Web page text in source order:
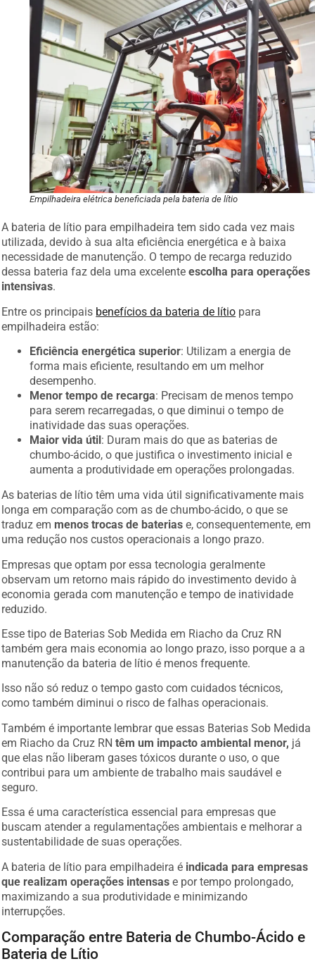
Empilhadeira elétrica beneficiada pela bateria de lítio
A bateria de lítio para empilhadeira tem sido cada vez mais
utilizada, devido à sua alta eficiência energética e à baixa
necessidade de manutenção. O tempo de recarga reduzido
dessa bateria faz dela uma excelente escolha para operações
intensivas
Entre os principais benefícios da bateria de lítio
empilhadeira estão:
Eficiência energética superior: Utilizam a energia de
forma mais eficiente, resultando em um melhor
desempenho.
Menor tempo de recarga: Precisam de menos tempo
para serem recarregadas, o que diminui o tempo de
inatividade das suas operações.
Maior vida útil: Duram mais do que as baterias de
chumbo-ácido, o que justifica o investimento inicial e
aumenta a produtividade em operações prolongadas.
As baterias de lítio têm uma vida útil significativamente mais
longa em comparação com as de chumbo-ácido, o que se
traduz em menos trocas de baterias e, consequentemente, em
uma redução nos custos operacionais a longo prazo.
Empresas que optam por essa tecnologia geralmente
observam um retorno mais rápido do investimento devido à
economia gerada com manutenção e tempo de inatividade
reduzido.
Esse tipo de Baterias Sob Medida em Riacho da Cruz RN
também gera mais economia ao longo prazo, isso porque a a
manutenção da bateria de lítio é menos frequente.
Isso não só reduz o tempo gasto com cuidados técnicos,
como também diminui o risco de falhas operacionais.
Também é importante lembrar que essas Baterias Sob Medida
em Riacho da Cruz RN têm um impacto ambiental menor,
já
que elas não liberam gases tóxicos durante o uso, o que
contribui para um ambiente de trabalho mais saudável e
Essa é uma característica essencial para empresas que
buscam atender a regulamentações ambientais e melhorar a
sustentabilidade de suas operações.
A bateria de lítio para empilhadeira é indicada para empresas
que realizam operações intensas
e por tempo prolongado,
maximizando a sua produtividade e minimizando
interrupções.
Comparação entre Bateria de Chumbo-Ácido e
Bateria de Lítio